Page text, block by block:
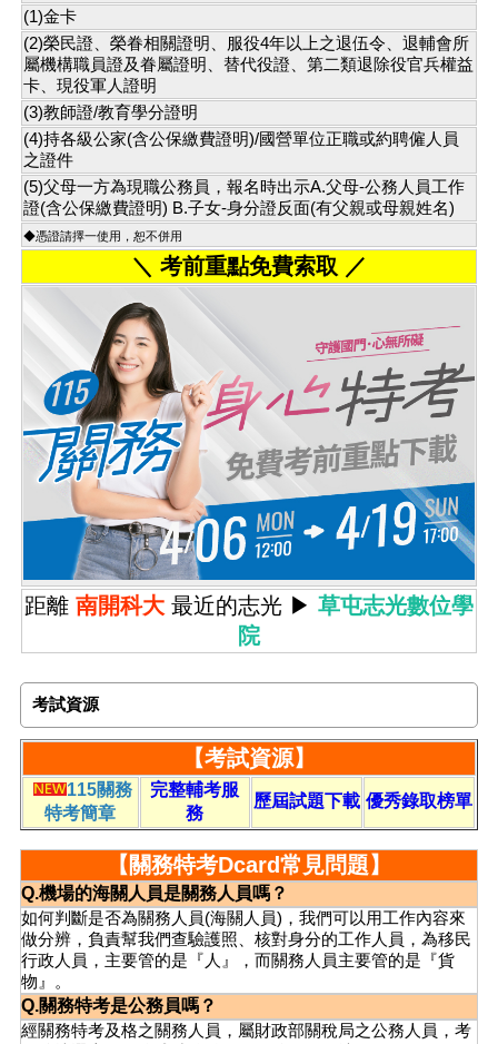
(1)金卡
(2)榮民證、榮眷相關證明、服役4年以上之退伍令、退輔會所
屬機構職員證及眷屬證明、替代役證、第二類退除役官兵權益
卡、現役軍人證明
(3)教師證/教育學分證明
(4)持各級公家(含公保繳費證明)/國營單位正職或約聘僱人員
之證件
(5)父母一方為現職公務員，報名時出示A.父母-公務人員工作
證(含公保繳費證明) B.子女-身分證反面(有父親或母親姓名)
◆憑證請擇一使用，恕不併用
＼ 考前重點免費索取 ／
距離 南開科大 最近的志光▶︎ 草屯志光數位學
院
考試資源
【考試資源】
115關務
特考簡章
完整輔考服
務
歷屆試題下載 優秀錄取榜單
【關務特考Dcard常見問題】
Q.機場的海關人員是關務人員嗎？
如何判斷是否為關務人員(海關人員)，我們可以用工作內容來
做分辨，負責幫我們查驗護照、核對身分的工作人員，為移民
行政人員，主要管的是『人』，而關務人員主要管的是『貨
物』。
Q.關務特考是公務員嗎？
經關務特考及格之關務人員，屬財政部關稅局之公務人員，考